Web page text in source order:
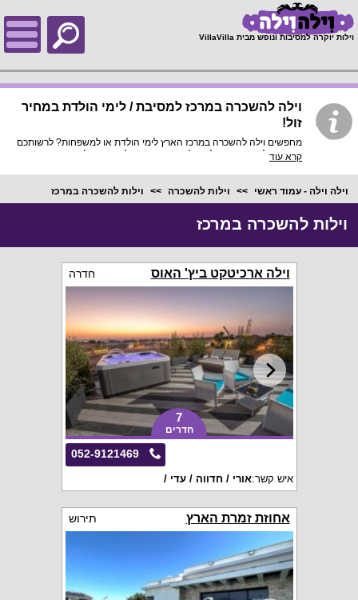
וילות יוקרה למסיבות ונופש מבית VillaVilla
וילה להשכרה במרכז למסיבת / לימי הולדת במחיר
זול!
מחפשים וילה להשכרה במרכז הארץ לימי הולדת או למשפחות? לרשותכם
רשימת וילות נופש מומלצות להשכרה במרכז לחופשה בלתי מתפשרת,
הפרעות מיותרות!
קרא עוד
וילה וילה - עמוד ראשי וילות להשכרה וילות להשכרה במרכז
וילות להשכרה במרכז
וילה ארכיטקט ביץ' האוס חדרה
7
חדרים
052-9121469
איש קשר:אורי / חדווה / עדי /
אחוזת זמרת הארץ תירוש